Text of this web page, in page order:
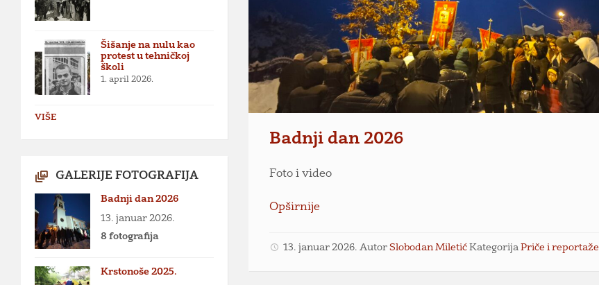
Badnji dan 2026
Foto i video
Opširnije
13. januar 2026. AutorSlobodan Miletić KategorijaPriče i reportaže
Šišanje na nulu kao
protest u tehničkoj
školi
1. april 2026.
VIŠE
GALERIJE FOTOGRAFIJA
Badnji dan 2026
13. januar 2026.
8 fotografija
Krstonoše 2025.